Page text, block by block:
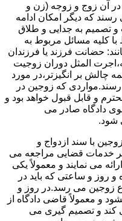
آن زوج و زوجه (زن و
رسند که دیگر امکان ادامه
تصمیم به جدایی و طلاق
با کلیه مسائل مربوط به
حضانت فرزند یا فرزندان
المثل دوران زوجیت
چالش بر انگیزتر،در مورد
رسند.مواردی که زوجین در
و قابل قبول خواهد بود و
دادگاه صادر می
شود.
با سند ازدواج و
خدمات قضایی مراجعه می
می نمایند و معمولاً یکی
و روز و ساعتی که باید در
زوجین می رسد.در روز و
و معمولاً قاضی دادگاه از
کند و تصمیم گیری می